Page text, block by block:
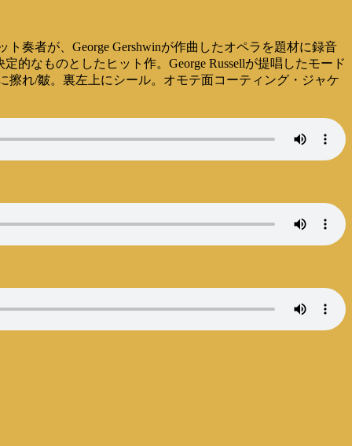
奏者が、George Gershwinが作曲したオペラを題材に録音
的なものとしたヒット作。George Russellが提唱したモード
擦れ/皺。裏左上にシール。オモテ面コーティング・ジャケ